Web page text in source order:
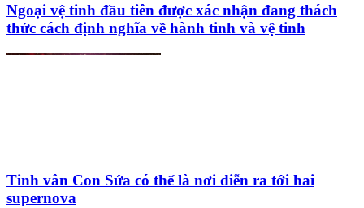
Ngoại vệ tinh đầu tiên được xác nhận đang thách
thức cách định nghĩa về hành tinh và vệ tinh
Tinh vân Con Sứa có thể là nơi diễn ra tới hai
supernova